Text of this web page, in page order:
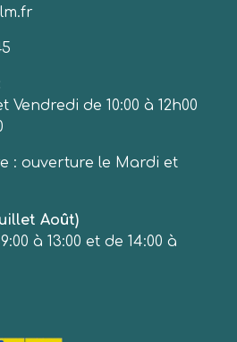
Vendredi de 10:00 à 12h00
: ouverture le Mardi et
Août)
à 13:00 et de 14:00 à